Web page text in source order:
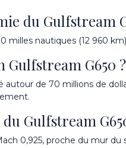
du Gulfstream
milles nautiques (12 960
Gulfstream G650 ?
autour de 70 millions de
Gulfstream
0,925, proche du mur